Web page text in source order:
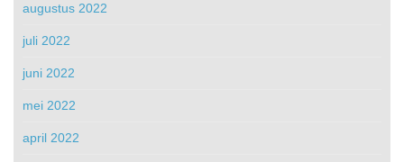
augustus 2022
juli 2022
juni 2022
mei 2022
april 2022